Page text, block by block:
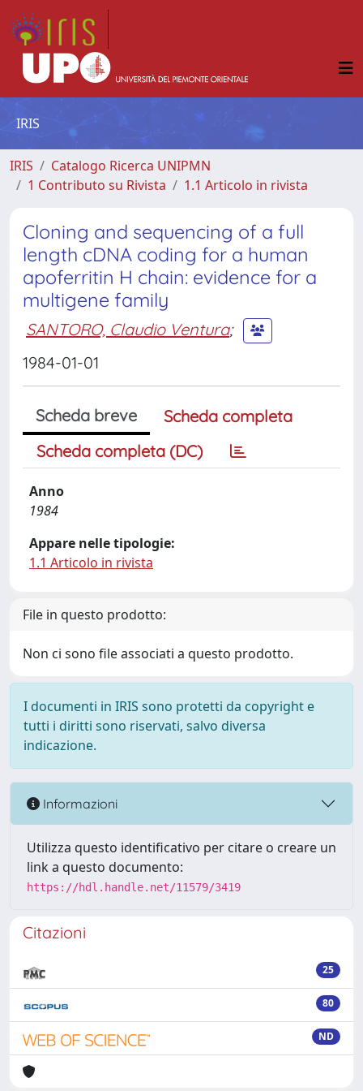
IRIS
IRIS
Catalogo Ricerca UNIPMN
1 Contributo su Rivista
1.1 Articolo in rivista
Cloning and sequencing of a full
length cDNA coding for a human
apoferritin H chain: evidence for a
multigene family
SANTORO, Claudio Ventura;
1984-01-01
Scheda breve
Scheda completa
Scheda completa (DC)
Anno
1984
Appare nelle tipologie:
1.1 Articolo in rivista
File in questo prodotto:
Non ci sono file associati a questo prodotto.
I documenti in IRIS sono protetti da copyright e
tutti i diritti sono riservati, salvo diversa
indicazione.
Informazioni
Utilizza questo identificativo per citare o creare un
link a questo documento:
https://hdl.handle.net/11579/3419
Citazioni
25
80
ND